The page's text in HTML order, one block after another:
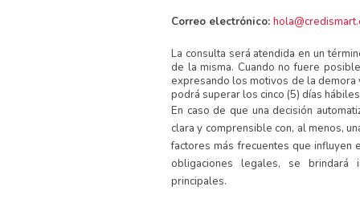
Correo electrónico:
La consulta será atendida en un
de la misma. Cuando no fuere
expresando los motivos de la demora
podrá superar los cinco (5) días
En caso de que una decisión
clara y comprensible con, al menos,
factores más frecuentes que
obligaciones legales, se brindará
principales.